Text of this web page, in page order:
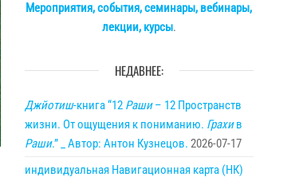
Мероприятия, события, семинары, вебинары,
лекции, курсы.
НЕДАВНЕЕ:
Джйотиш-книга “12 Раши– 12 Пространств
жизни. От ощущения к пониманию. Грахив
Раши.” _ Автор: Антон Кузнецов. 2026-07-17
индивидуальная Навигационная карта (НК)